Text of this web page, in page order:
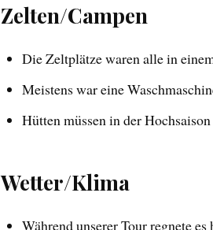
Zelten/Campen
Die Zeltplätze waren alle in
Meistens war eine
Hütten müssen in der
Wetter/Klima
Während unserer Tour regnete